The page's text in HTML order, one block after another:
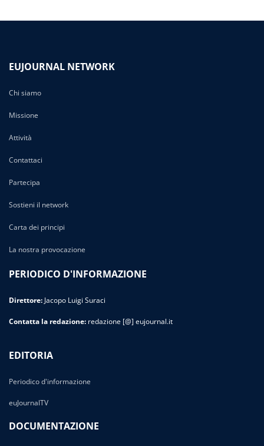
EUJOURNAL NETWORK
Chi siamo
Missione
Attività
Contattaci
Partecipa
Sostieni il network
Carta dei principi
La nostra provocazione
PERIODICO D'INFORMAZIONE
Direttore: Jacopo Luigi Suraci
Contatta la redazione: redazione [@] eujournal.it
EDITORIA
Periodico d'informazione
euJournalTV
DOCUMENTAZIONE